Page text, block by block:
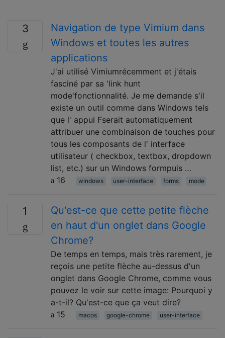
3
Navigation de type Vimium dans
Windows et toutes les autres
applications
J'ai utilisé Vimiumrécemment et j'étais
fasciné par sa 'link hunt
mode'fonctionnalité. Je me demande s'il
existe un outil comme dans Windows tels
que l' appui Fserait automatiquement
attribuer une combinaison de touches pour
tous les composants de l' interface
utilisateur ( checkbox, textbox, dropdown
list, etc.) sur un Windows formpuis …
16
windows user-interface forms mode
1
Qu'est-ce que cette petite flèche
en haut d'un onglet dans Google
Chrome?
De temps en temps, mais très rarement, je
reçois une petite flèche au-dessus d'un
onglet dans Google Chrome, comme vous
pouvez le voir sur cette image: Pourquoi y
a-t-il? Qu'est-ce que ça veut dire?
15
macos google-chrome user-interface